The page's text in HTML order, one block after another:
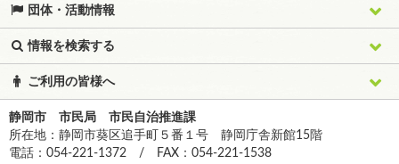
団体・活動情報
情報を検索する
ご利用の皆様へ
静岡市 市民局 市民自治推進課
所在地：静岡市葵区追手町５番１号 静岡庁舎新館15階
電話：054-221-1372 / FAX：054-221-1538